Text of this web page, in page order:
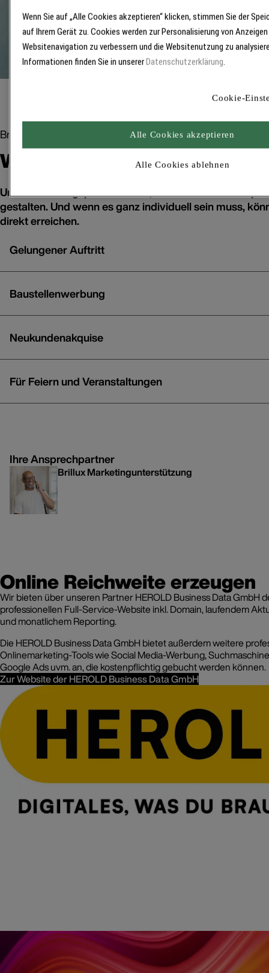
Brillux Marketingunterstützung
Was brauchen Sie? Wir
Unsere Leistungspakete helfen, Ihren Firmenauftritt
gestalten. Und wenn es ganz individuell sein muss,
direkt erreichen.
Gelungener Auftritt
Baustellenwerbung
Neukundenakquise
Für Feiern und Veranstaltungen
Ihre Ansprechpartner
Brillux Marketingunterstützung
Online Reichweite erzeugen
Wir bieten über unseren Partner HEROLD Business Data GmbH
professionellen Full-Service-Website inkl. Domain, laufendem
und monatlichem Reporting.
Die HEROLD Business Data GmbH bietet außerdem weitere
Onlinemarketing-Tools wie Social Media-Werbung,
Google Ads uvm. an, die kostenpflichtig gebucht werden können.
Zur Website der HEROLD Business Data GmbH
Wenn Sie auf „Alle Cookies akzeptieren“ klicken, stimmen Sie der
auf Ihrem Gerät zu. Cookies werden zur Personalisierung von
Websitenavigation zu verbessern und die Websitenutzung zu
Informationen finden Sie in unsererDatenschutzerklärung.
Cookie-
Alle Cookies ablehnen
Alle Cookies akzeptieren